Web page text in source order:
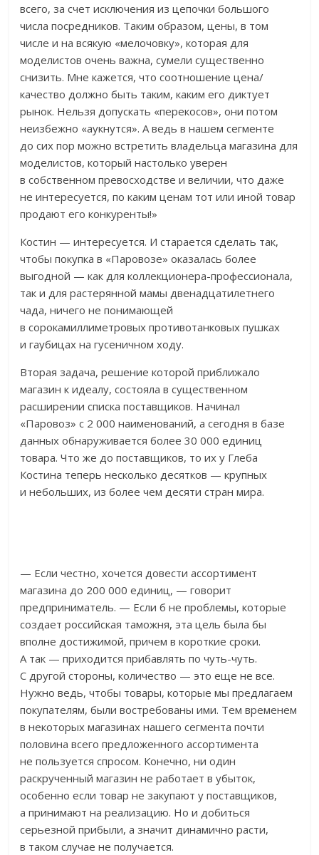
всего, за счет исключения из цепочки большого
числа посредников. Таким образом, цены, в том
числе и на всякую «мелочовку», которая для
моделистов очень важна, сумели существенно
снизить. Мне кажется, что соотношение цена/
качество должно быть таким, каким его диктует
рынок. Нельзя допускать «перекосов», они потом
неизбежно «аукнутся». А ведь в нашем сегменте
до сих пор можно встретить владельца магазина для
моделистов, который настолько уверен
в собственном превосходстве и величии, что даже
не интересуется, по каким ценам тот или иной товар
продают его конкуренты!»
Костин — интересуется. И старается сделать так,
чтобы покупка в «Паровозе» оказалась более
выгодной — как для коллекционера-профессионала,
так и для растерянной мамы двенадцатилетнего
чада, ничего не понимающей
в сорокамиллиметровых противотанковых пушках
и гаубицах на гусеничном ходу.
Вторая задача, решение которой приближало
магазин к идеалу, состояла в существенном
расширении списка поставщиков. Начинал
«Паровоз» с 2 000 наименований, а сегодня в базе
данных обнаруживается более 30 000 единиц
товара. Что же до поставщиков, то их у Глеба
Костина теперь несколько десятков — крупных
и небольших, из более чем десяти стран мира.
— Если честно, хочется довести ассортимент
магазина до 200 000 единиц, — говорит
предприниматель. — Если б не проблемы, которые
создает российская таможня, эта цель была бы
вполне достижимой, причем в короткие сроки.
А так — приходится прибавлять по чуть-чуть.
С другой стороны, количество — это еще не все.
Нужно ведь, чтобы товары, которые мы предлагаем
покупателям, были востребованы ими. Тем временем
в некоторых магазинах нашего сегмента почти
половина всего предложенного ассортимента
не пользуется спросом. Конечно, ни один
раскрученный магазин не работает в убыток,
особенно если товар не закупают у поставщиков,
а принимают на реализацию. Но и добиться
серьезной прибыли, а значит динамично расти,
в таком случае не получается.